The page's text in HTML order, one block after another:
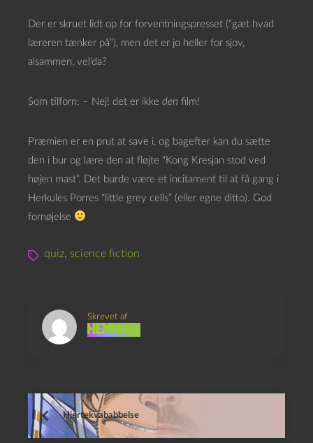
Der er skruet lidt op for forventningspresset (“gæt hvad
læreren tænker på”), men det er jo heller for sjov,
alsammen, vel’da?
Som tilforn: – Nej! det er ikke den film!
Præmien er en prut at save i, og bagefter kan du sætte
den i bur og lære den at fløjte “Kong Kresjan stod ved
højen mast”. Det burde være et incitament til at få gang i
Herkules Porres “little grey cells” (eller egne ditto). God
fornøjelse
quiz, science fiction
Skrevet af
Henning
Hjertekvababbelse